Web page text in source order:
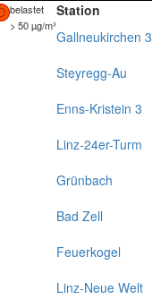
belastet
> 50 µg/m³
Station
Gallneukirchen 3
Steyregg-Au
Enns-Kristein 3
Linz-24er-Turm
Grünbach
Bad Zell
Feuerkogel
Linz-Neue Welt